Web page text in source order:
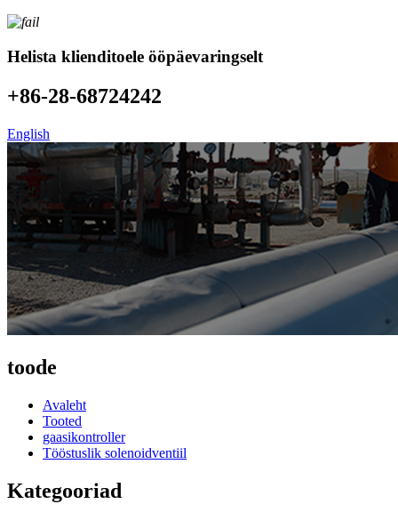
Helista klienditoele ööpäevaringselt
+86-28-68724242
English
toode
Avaleht
Tooted
gaasikontroller
Tööstuslik solenoidventiil
Kategooriad